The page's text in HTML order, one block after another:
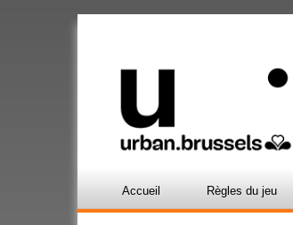
Accueil Règles du jeu